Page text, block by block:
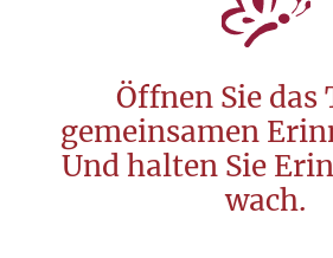
Öffnen Sie das
gemeinsamen
Und halten Sie
wach.